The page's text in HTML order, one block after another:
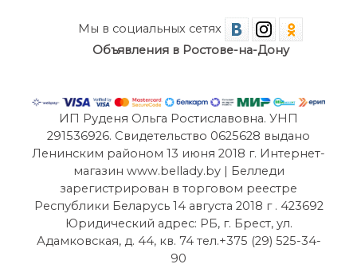
Мы в социальных сетях
Объявления в Ростове-на-Дону
ИП Руденя Ольга Ростиславовна. УНП
291536926. Свидетельство 0625628 выдано
Ленинским районом 13 июня 2018 г. Интернет-
магазин www.bellady.by | Белледи
зарегистрирован в торговом реестре
Республики Беларусь 14 августа 2018 г . 423692
Юридический адрес: РБ, г. Брест, ул.
Адамковская, д. 44, кв. 74 тел.+375 (29) 525-34-
90